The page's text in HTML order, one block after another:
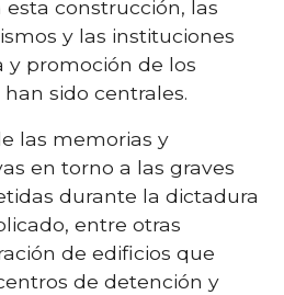
construcción, las
y las instituciones
y promoción de los
sido centrales.
las memorias y
en torno a las graves
durante la dictadura
entre otras
de edificios que
de detención y